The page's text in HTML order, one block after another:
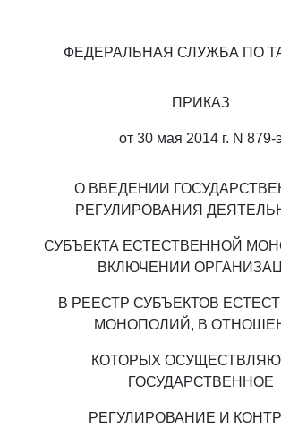
ФЕДЕРАЛЬНАЯ СЛУЖБА ПО
ПРИКАЗ
от 30 мая 2014 г. N 879-
О ВВЕДЕНИИ
РЕГУЛИРОВАНИЯ
СУБЪЕКТА ЕСТЕСТВЕННОЙ
ВКЛЮЧЕНИИ
В РЕЕСТР СУБЪЕКТОВ
МОНОПОЛИЙ, В
КОТОРЫХ
ГОСУДАРСТВЕННОЕ
РЕГУЛИРОВАНИЕ И